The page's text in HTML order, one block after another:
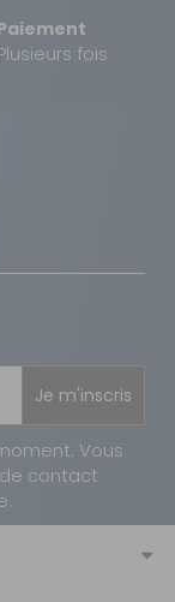
à 3 jours ouvrés
de retour.
fois
Je m'inscris
Vous
contact